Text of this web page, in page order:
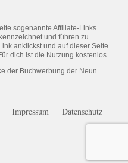
sogenannte Affiliate-Links.
und führen zu
anklickst und auf dieser Seite
dich ist die Nutzung kostenlos.
der Buchwerbung der Neun
Impressum Datenschutz